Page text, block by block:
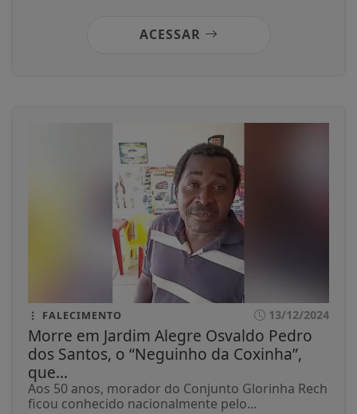
ACESSAR
FALECIMENTO 13/12/2024
Morre em Jardim Alegre Osvaldo Pedro
dos Santos, o “Neguinho da Coxinha”,
que...
Aos 50 anos, morador do Conjunto Glorinha Rech
ficou conhecido nacionalmente pelo...